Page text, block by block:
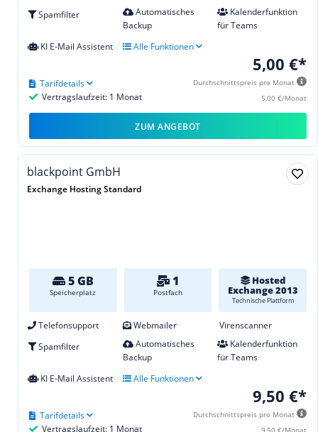
Spamfilter
Automatisches
Backup
Kalenderfunktion
für Teams
KI E-Mail Assistent
Alle Funktionen
5,00 €*
Durchschnittspreis pro Monat
5,00 €/Monat
Vertragslaufzeit: 1 Monat
Tarifdetails
ZUM ANGEBOT
blackpoint GmbH
Exchange Hosting Standard
5 GB
Speicherplatz
1
Postfach
Hosted
Exchange 2013
Technische Plattform
Telefonsupport Webmailer
Virenscanner
Spamfilter
Automatisches
Backup
Kalenderfunktion
für Teams
KI E-Mail Assistent
Alle Funktionen
9,50 €*
Durchschnittspreis pro Monat
9,50 €/Monat
Vertragslaufzeit: 1 Monat
Tarifdetails